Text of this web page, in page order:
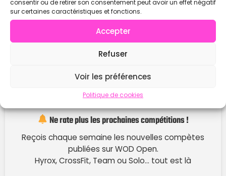
consentir ou de retirer son consentement peut avoir un effet négatif
sur certaines caractéristiques et fonctions.
Accepter
Refuser
Voir les préférences
Politique de cookies
Ne rate plus les prochaines compétitions !
Reçois chaque semaine les nouvelles compètes
publiées sur WOD Open.
Hyrox, CrossFit, Team ou Solo… tout est là